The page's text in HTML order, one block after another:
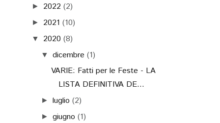
► 2022 (2)
► 2021 (10)
▼ 2020 (8)
▼ dicembre (1)
VARIE: Fatti per le Feste - LA
LISTA DEFINITIVA DE...
►luglio (2)
►giugno (1)